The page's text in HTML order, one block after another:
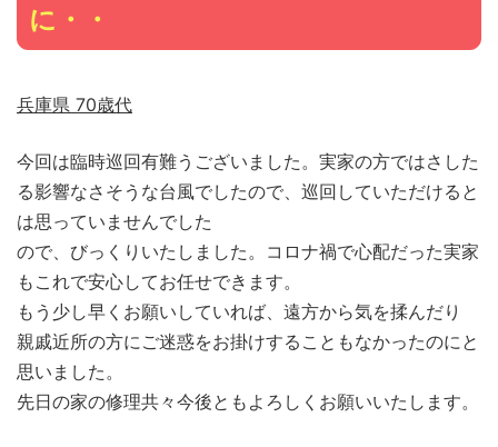
に・・
兵庫県 70歳代
今回は臨時巡回有難うございました。実家の方ではさした
る影響なさそうな台風でしたので、巡回していただけると
は思っていませんでした
ので、びっくりいたしました。コロナ禍で心配だった実家
もこれで安心してお任せできます。
もう少し早くお願いしていれば、遠方から気を揉んだり
親戚近所の方にご迷惑をお掛けすることもなかったのにと
思いました。
先日の家の修理共々今後ともよろしくお願いいたします。